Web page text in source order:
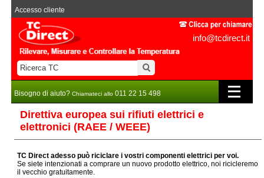
info@tcdirect.it
Accesso cliente
Bisogno di aiuto? Chiamateci allo 011 22 15 498
Direttiva europea sui rifiuti elettrici e
elettronici (RAEE / WEEE)
TC Direct adesso può riciclare i vostri componenti elettrici per voi.
Se siete intenzionati a comprare un nuovo prodotto elettrico, noi ricicleremo
il vecchio gratuitamente.